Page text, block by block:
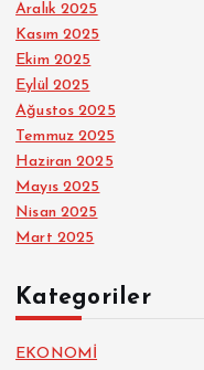
Aralık 2025
Kasım 2025
Ekim 2025
Eylül 2025
Ağustos 2025
Temmuz 2025
Haziran 2025
Mayıs 2025
Nisan 2025
Mart 2025
Kategoriler
EKONOMİ